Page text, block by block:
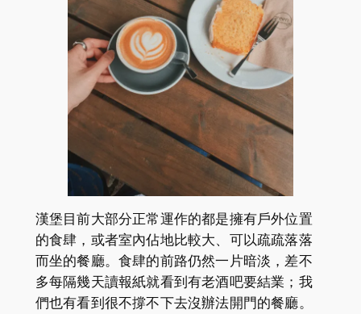
漢堡目前大部分正常運作的都是擁有戶外位置
的食肆，或者室內佔地比較大、可以疏疏落落
而坐的餐廳。食肆的前路仍然一片暗淡，差不
多每隔幾天讀報紙就看到有老酒吧要結業；我
們也有看到很不撐不下去沒辦法開門的餐廳。